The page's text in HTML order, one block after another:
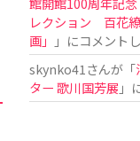
レクション 百花
画」
」にコメント
skynko41 さんが「
ター 歌川国芳展 」